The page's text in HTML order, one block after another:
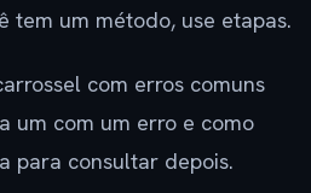
tem um método, use etapas.
com erros comuns
um com um erro e como
para consultar depois.